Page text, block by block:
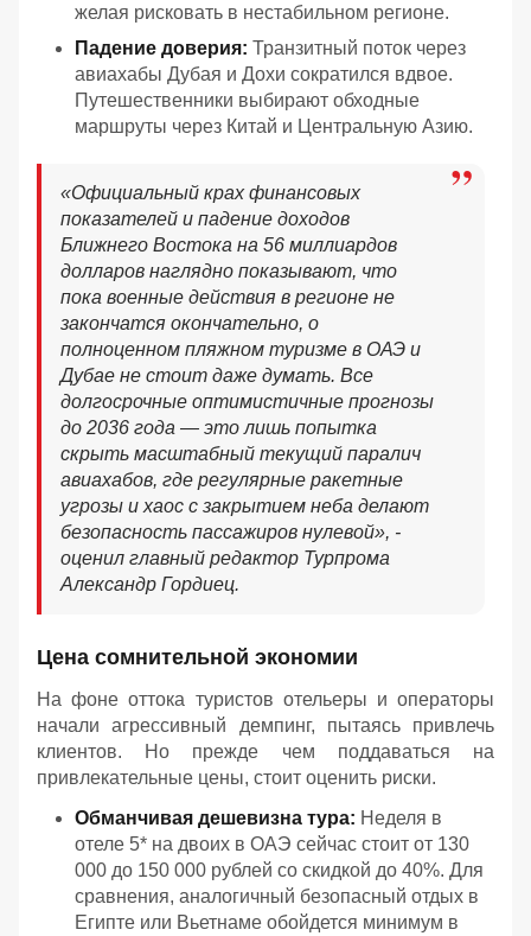
желая рисковать в нестабильном регионе.
Падение доверия: Транзитный поток через
авиахабы Дубая и Дохи сократился вдвое.
Путешественники выбирают обходные
маршруты через Китай и Центральную Азию.
«Официальный крах финансовых
показателей и падение доходов
Ближнего Востока на 56 миллиардов
долларов наглядно показывают, что
пока военные действия в регионе не
закончатся окончательно, о
полноценном пляжном туризме в ОАЭ и
Дубае не стоит даже думать. Все
долгосрочные оптимистичные прогнозы
до 2036 года — это лишь попытка
скрыть масштабный текущий паралич
авиахабов, где регулярные ракетные
угрозы и хаос с закрытием неба делают
безопасность пассажиров нулевой», -
оценил главный редактор Турпрома
Александр Гордиец.
Цена сомнительной экономии
На фоне оттока туристов отельеры и операторы
начали агрессивный демпинг, пытаясь привлечь
клиентов. Но прежде чем поддаваться на
привлекательные цены, стоит оценить риски.
Обманчивая дешевизна тура: Неделя в
отеле 5* на двоих в ОАЭ сейчас стоит от 130
000 до 150 000 рублей со скидкой до 40%. Для
сравнения, аналогичный безопасный отдых в
Египте или Вьетнаме обойдется минимум в